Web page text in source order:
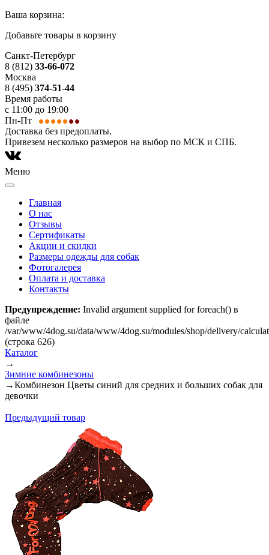
Ваша корзина:
Добавьте товары в корзину
Санкт-Петербург
8 (812) 33-66-072
Москва
8 (495) 374-51-44
Время работы
с 11:00 до 19:00
Пн-Пт
Доставка без предоплаты.
Привезем несколько размеров на выбор по МСК и СПБ.
Меню
Главная
О нас
Отзывы
Сертификаты
Акции и скидки
Размеры одежды для собак
Фотогалерея
Оплата и доставка
Контакты
Предупреждение: Invalid argument supplied for foreach() в
файле
/var/www/4dog.su/data/www/4dog.su/modules/shop/delivery/
(строка 626)
Каталог
→
Зимние комбинезоны
→Комбинезон Цветы синий для средних и больших собак для
девочки
Предыдущий товар